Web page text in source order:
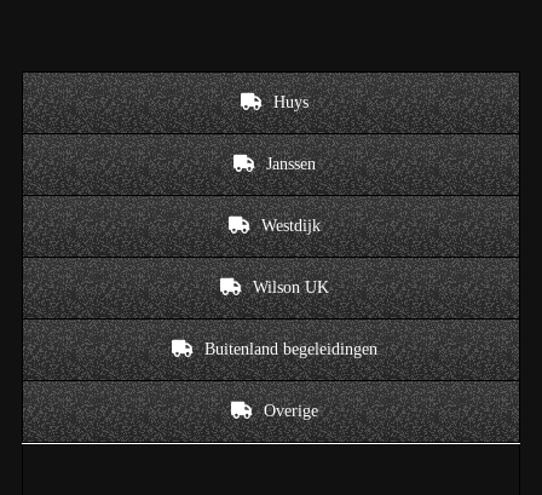
Huys
Janssen
Westdijk
Wilson UK
Buitenland begeleidingen
Overige